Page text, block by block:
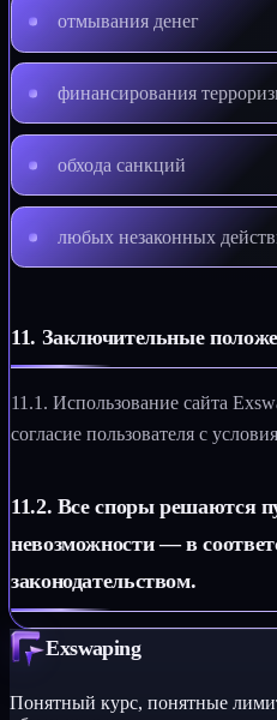
отмывания денег
финансирования
обхода санкций
любых незаконных
11. Заключительные
11.1. Использование сайта
согласие пользователя с
11.2. Все споры решаются
невозможности — в
законодательством.
Exswaping
Понятный курс, понятные